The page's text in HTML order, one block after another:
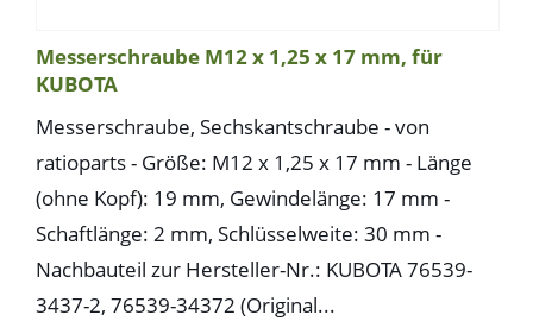
Messerschraube M12 x 1,25 x 17 mm, für
KUBOTA
Messerschraube, Sechskantschraube - von
ratioparts - Größe: M12 x 1,25 x 17 mm - Länge
(ohne Kopf): 19 mm, Gewindelänge: 17 mm -
Schaftlänge: 2 mm, Schlüsselweite: 30 mm -
Nachbauteil zur Hersteller-Nr.: KUBOTA 76539-
3437-2, 76539-34372 (Original...